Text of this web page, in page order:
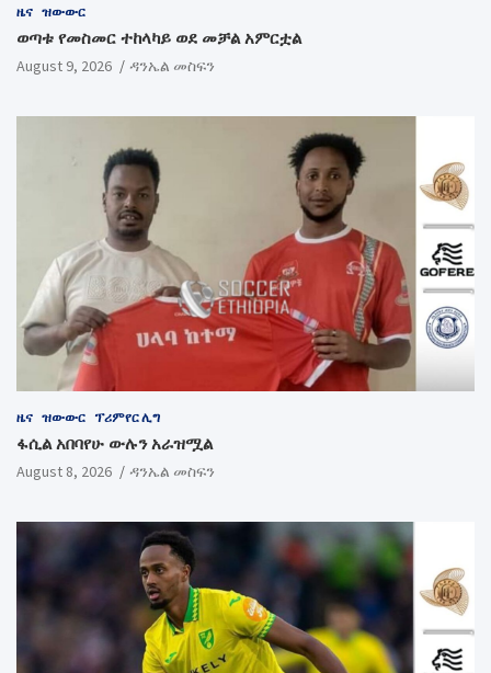
ዜና ዝውውር
ወጣቱ የመስመር ተከላካይ ወደ መቻል አምርቷል
August 9, 2026 ዳንኤል መስፍን
ዜና ዝውውር ፕሪምየር ሊግ
ፋሲል አበባየሁ ውሉን አራዝሟል
August 8, 2026 ዳንኤል መስፍን